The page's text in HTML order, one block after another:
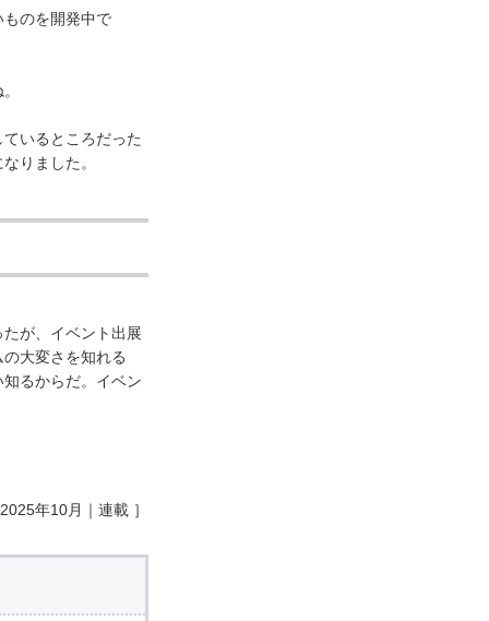
のを開発中で
いるところだった
りました。
が、イベント出展
大変さを知れる
るからだ。イベン
年10月｜連載 ］